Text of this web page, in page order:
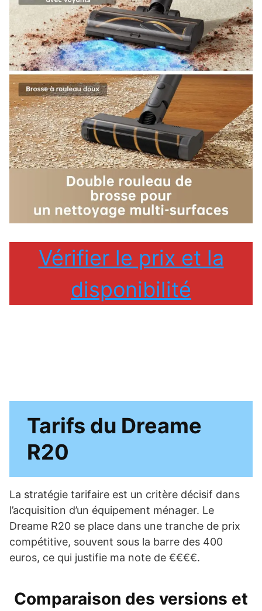
Vérifier le prix et la
disponibilité
Tarifs du Dreame
R20
La stratégie tarifaire est un critère décisif dans
l’acquisition d’un équipement ménager. Le
Dreame R20 se place dans une tranche de prix
compétitive, souvent sous la barre des 400
euros, ce qui justifie ma note de €€€€.
Comparaison des versions et